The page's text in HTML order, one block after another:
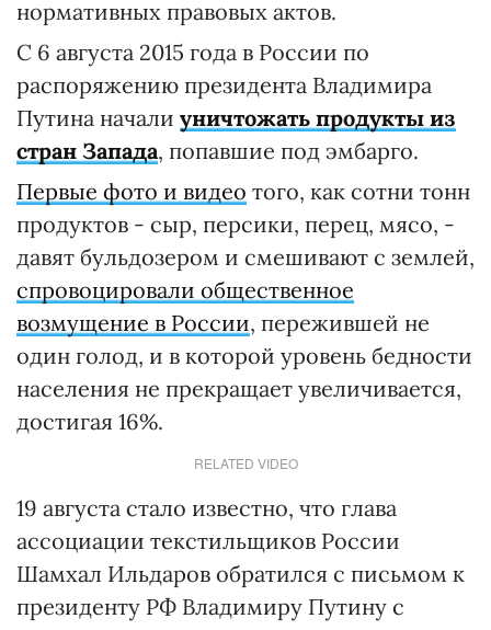
нормативных правовых актов.
С 6 августа 2015 года в России по
распоряжению президента Владимира
Путина начали уничтожать продукты из
стран Запада, попавшие под эмбарго.
Первые фото и видео того, как сотни тонн
продуктов - сыр, персики, перец, мясо, -
давят бульдозером и смешивают с землей,
спровоцировали общественное
возмущение в России, пережившей не
один голод, и в которой уровень бедности
населения не прекращает увеличивается,
достигая 16%.
RELATED VIDEO
19 августа стало известно, что глава
ассоциации текстильщиков России
Шамхал Ильдаров обратился с письмом к
президенту РФ Владимиру Путину с